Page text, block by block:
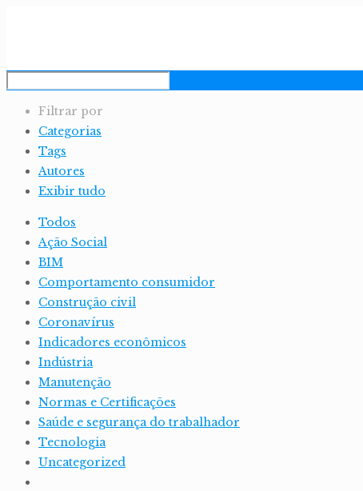
Filtrar por
Categorias
Tags
Autores
Exibir tudo
Todos
Ação Social
BIM
Comportamento consumidor
Construção civil
Coronavírus
Indicadores econômicos
Indústria
Manutenção
Normas e Certificações
Saúde e segurança do trabalhador
Tecnologia
Uncategorized